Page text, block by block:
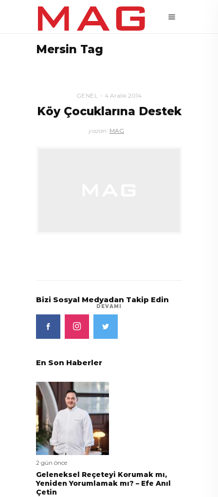
Mersin Tag
GENEL 4 Aralık 2014
Köy Çocuklarına Destek
yazan: MAG
DEVAMI
Bizi Sosyal Medyadan Takip Edin
En Son Haberler
2 gün önce
Geleneksel Reçeteyi Korumak mı,
Yeniden Yorumlamak mı? – Efe Anıl
Çetin